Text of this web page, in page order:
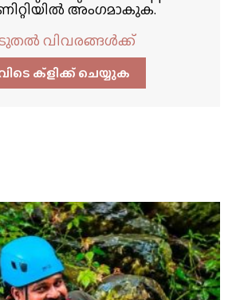
അംഗമാകുക.
വിവരങ്ങൾക്ക്
ക്ളിക്ക്‌ ചെയ്യുക